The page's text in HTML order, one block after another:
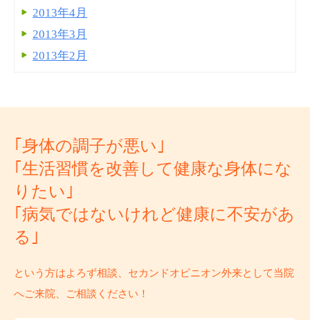
2013年4月
2013年3月
2013年2月
｢身体の調子が悪い｣
｢生活習慣を改善して健康な身体にな
りたい｣
｢病気ではないけれど健康に不安があ
る｣
という方はよろず相談、セカンドオピニオン外来として当院
へご来院、ご相談ください！